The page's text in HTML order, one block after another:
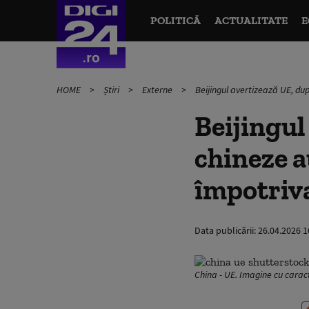
POLITICĂ ACTUALITATE
HOME Știri Externe Beijingul avertizează UE,
Beijingul
chineze
Data publicării:26.04.2026
China - UE. Imagine cu